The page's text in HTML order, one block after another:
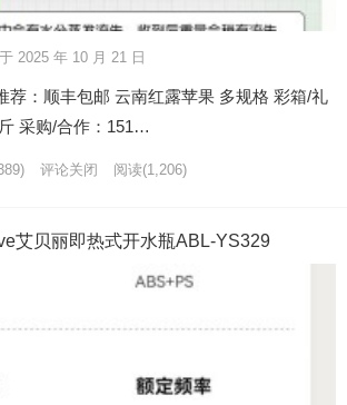
2025 年 10 月 21 日
荐：顺丰包邮 云南红露苹果 多规格 彩箱/礼
采购/合作：151…
评论关闭 阅读(1,206)
艾贝丽即热式开水瓶ABL-YS329